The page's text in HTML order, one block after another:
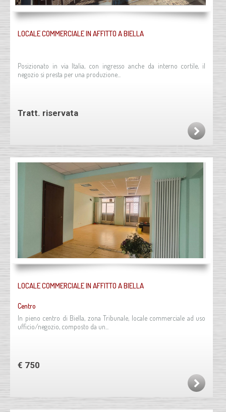
LOCALE COMMERCIALE IN AFFITTO A BIELLA
Posizionato in via Italia, con ingresso anche da interno cortile, il
negozio si presta per una produzione...
Tratt. riservata
LOCALE COMMERCIALE IN AFFITTO A BIELLA
Centro
In pieno centro di Biella, zona Tribunale, locale commerciale ad uso
ufficio/negozio, composto da un...
€ 750